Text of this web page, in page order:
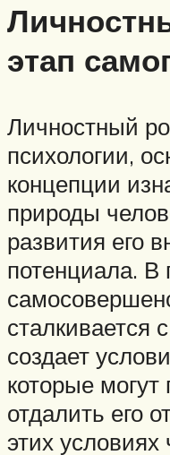
этап
Личностный
психологии,
концепции
природы
развития его
потенциала. В
сталкивается
создает
которые
отдалить его
этих условиях